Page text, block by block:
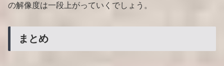
の解像度は一段上がっていくでしょう。
まとめ